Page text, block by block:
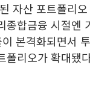
자산 포트폴리
종합금융 시절엔
본격화되면서
폴리오가 확대됐